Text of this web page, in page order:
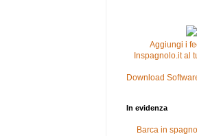
Aggiungi i
Inspagnolo.it al
Download
In evidenza
Barca in